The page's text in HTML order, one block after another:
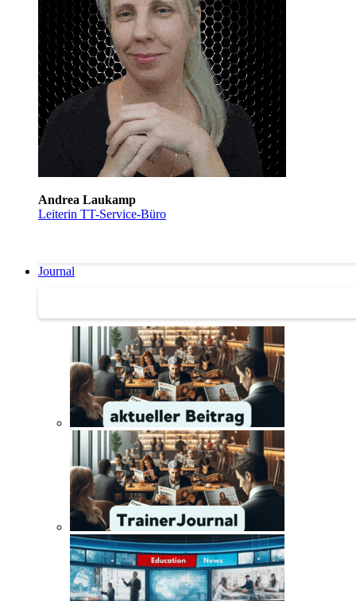
Andrea Laukamp
Leiterin TT-Service-Büro
Journal